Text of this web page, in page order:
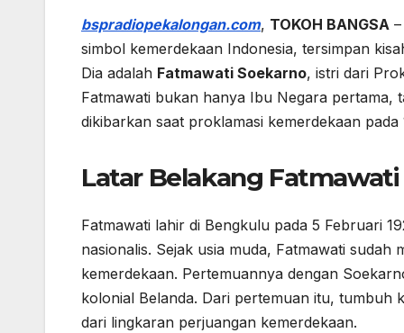
bspradiopekalongan.com, TOKOH BANGSA
simbol kemerdekaan Indonesia, tersimpan
Dia adalah Fatmawati Soekarno, istri dari
Fatmawati bukan hanya Ibu Negara pertama,
dikibarkan saat proklamasi kemerdekaan pada
Latar Belakang Fatmawati
Fatmawati lahir di Bengkulu pada 5 Februari
nasionalis. Sejak usia muda, Fatmawati
kemerdekaan. Pertemuannya dengan
kolonial Belanda. Dari pertemuan itu, tumbuh
dari lingkaran perjuangan kemerdekaan.